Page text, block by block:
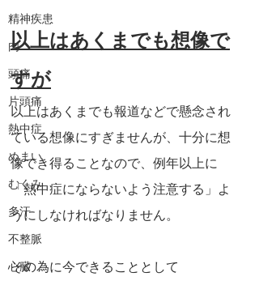
精神疾患
肉
頭痛
片頭痛
熱中症
めまい
むくみ
多汗
不整脈
心臓
以上はあくまでも想像で
すが
以上はあくまでも報道などで懸念され
ている想像にすぎませんが、十分に想
像でき得ることなので、例年以上に
「熱中症にならないよう注意する」よ
うにしなければなりません。
その為に今できることとして